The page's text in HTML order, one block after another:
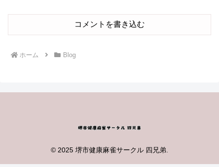
コメントを書き込む
ホーム Blog
© 2025 堺市健康麻雀サークル 四兄弟.